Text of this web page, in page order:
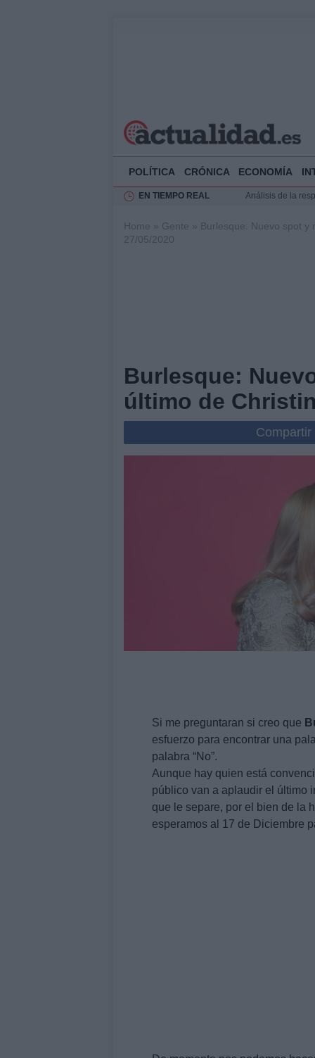
POLÍTICA CRÓNICA ECONOMÍA
EN TIEMPO REAL
Análisis de la
Felipe VI recibe
Home » Gente » Burlesque: Nuevo spot y
27/05/2020
Burlesque:
último de
Si me preguntaran si creo que
esfuerzo para encontrar una
palabra “No”.
Aunque hay quien está
público van a aplaudir el último
que le separe, por el bien de la
esperamos al 17 de Diciembre